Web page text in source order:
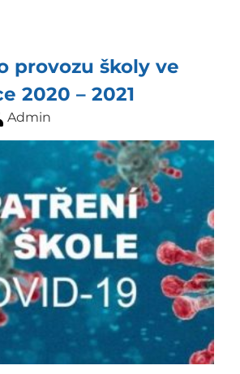
provozu školy ve
2020 – 2021
Admin